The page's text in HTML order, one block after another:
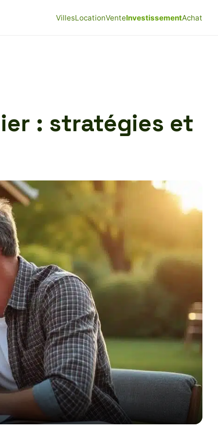
VillesLocationVenteInvestissementAchat
: stratégies et